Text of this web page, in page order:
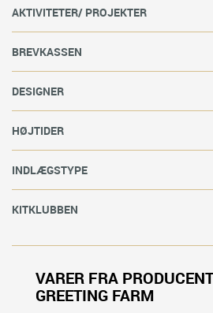
AKTIVITETER/ PROJEKTER
BREVKASSEN
DESIGNER
HØJTIDER
INDLÆGSTYPE
KITKLUBBEN
VARER FRA
GREETING FARM